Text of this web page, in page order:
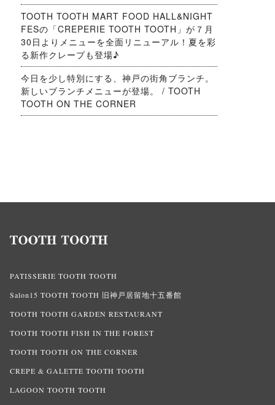
TOOTH TOOTH MART FOOD HALL&NIGHT
FESの「CREPERIE TOOTH TOOTH」が７月
30日よりメニューを全面リニューアル！夏を彩
る新作クレープも登場♪
今日を少し特別にする、神戸の街角ブランチ。
新しいブランチメニューが登場。 / TOOTH
TOOTH ON THE CORNER
PATISSERIE TOOTH TOOTH
Salon15 TOOTH TOOTH 旧神戸居留地十五番館
TOOTH TOOTH GARDEN RESTAURANT
TOOTH TOOTH FISH IN THE FOREST
TOOTH TOOTH ON THE CORNER
CREPE & GALETTE TOOTH TOOTH
LAGOON TOOTH TOOTH